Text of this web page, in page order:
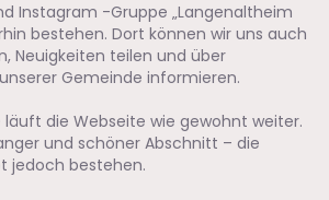
Instagram -Gruppe „Langenaltheim
bestehen. Dort können wir uns auch
Neuigkeiten teilen und über
Gemeinde informieren.
läuft die Webseite wie gewohnt weiter.
und schöner Abschnitt – die
jedoch bestehen.